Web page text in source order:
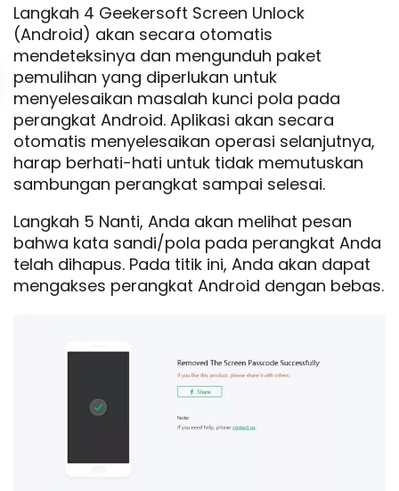
Langkah 4 Geekersoft Screen Unlock
(Android) akan secara otomatis
mendeteksinya dan mengunduh paket
pemulihan yang diperlukan untuk
menyelesaikan masalah kunci pola pada
perangkat Android. Aplikasi akan secara
otomatis menyelesaikan operasi selanjutnya,
harap berhati-hati untuk tidak memutuskan
sambungan perangkat sampai selesai.
Langkah 5 Nanti, Anda akan melihat pesan
bahwa kata sandi/pola pada perangkat Anda
telah dihapus. Pada titik ini, Anda akan dapat
mengakses perangkat Android dengan bebas.